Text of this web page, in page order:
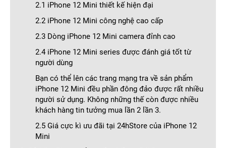
2.1 iPhone 12 Mini thiết kế hiện đại
2.2 iPhone 12 Mini công nghệ cao cấp
2.3 Dòng iPhone 12 Mini camera đỉnh cao
2.4 iPhone 12 Mini series được đánh giá tốt từ
người dùng
Bạn có thể lên các trang mạng tra về sản phẩm
iPhone 12 Mini đều phần đông đảo được rất nhiều
người sử dụng. Không những thế còn được nhiều
khách hàng tin tưởng mua lần 2 lần 3.
2.5 Giá cực kì ưu đãi tại 24hStore của iPhone 12
Mini